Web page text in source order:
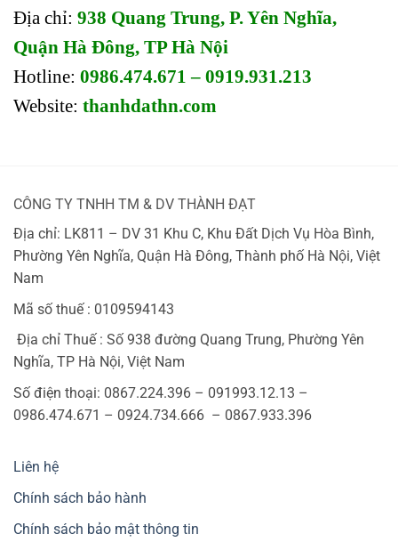
Địa chỉ: 938 Quang Trung, P. Yên Nghĩa,
Quận Hà Đông, TP Hà Nội
Hotline: 0986.474.671 – 0919.931.213
Website: thanhdathn.com
CÔNG TY TNHH TM & DV THÀNH ĐẠT
Địa chỉ: LK811 – DV 31 Khu C, Khu Đất Dịch Vụ Hòa Bình,
Phường Yên Nghĩa, Quận Hà Đông, Thành phố Hà Nội, Việt
Nam
Mã số thuế : 0109594143
Địa chỉ Thuế : Số 938 đường Quang Trung, Phường Yên
Nghĩa, TP Hà Nội, Việt Nam
Số điện thoại: 0867.224.396 – 091993.12.13 –
0986.474.671 – 0924.734.666 – 0867.933.396
Liên hệ
Chính sách bảo hành
Chính sách bảo mật thông tin